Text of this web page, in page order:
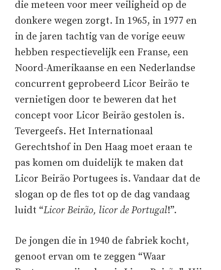
die meteen voor meer veiligheid op de
donkere wegen zorgt. In 1965, in 1977 en
in de jaren tachtig van de vorige eeuw
hebben respectievelijk een Franse, een
Noord-Amerikaanse en een Nederlandse
concurrent geprobeerd Licor Beirão te
vernietigen door te beweren dat het
concept voor Licor Beirão gestolen is.
Tevergeefs. Het Internationaal
Gerechtshof in Den Haag moet eraan te
pas komen om duidelijk te maken dat
Licor Beirão Portugees is. Vandaar dat de
slogan op de fles tot op de dag vandaag
luidt “Licor Beirão, licor de Portugal!”.
De jongen die in 1940 de fabriek kocht,
genoot ervan om te zeggen “Waar